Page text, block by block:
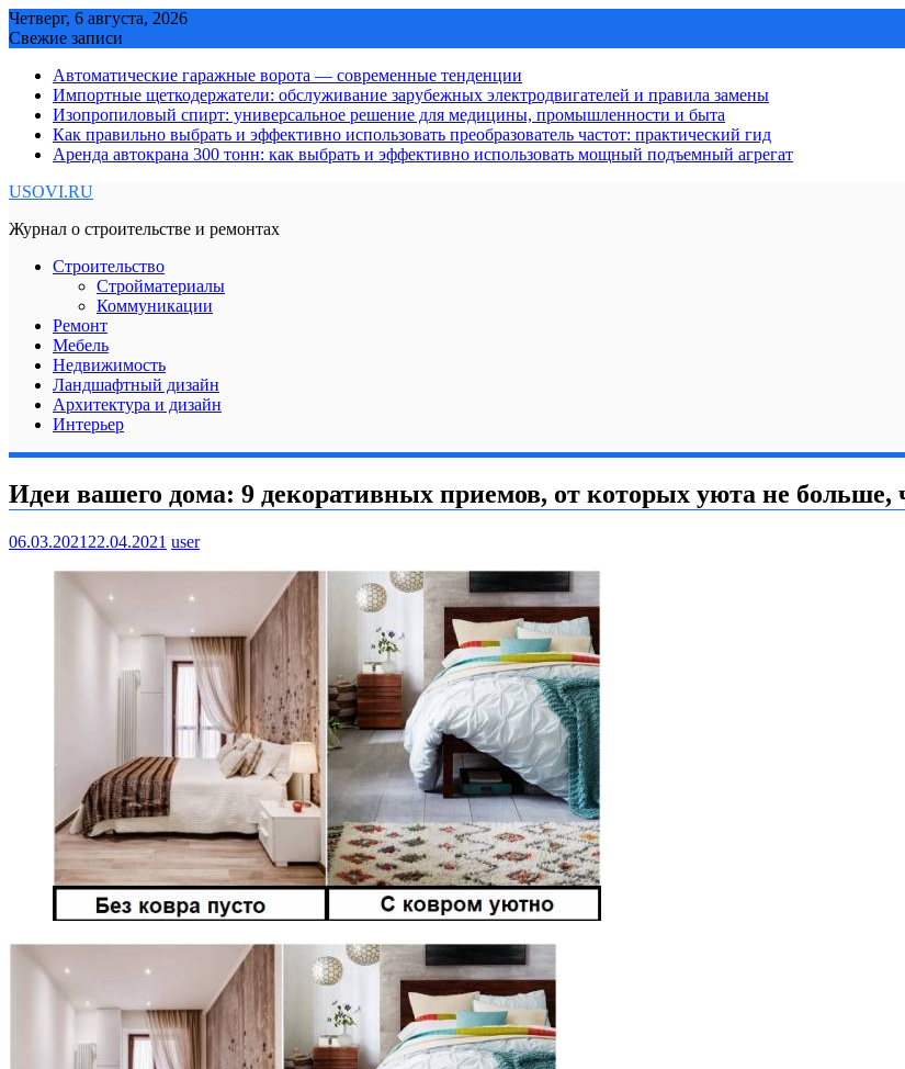
Skip
to
Четверг, 6 августа, 2026
Свежие записи
Автоматические гаражные ворота — современные тенденции
Импортные щеткодержатели: обслуживание зарубежных электродвигателей и правила замены
Изопропиловый спирт: универсальное решение для медицины, промышленности и быта
Как правильно выбрать и эффективно использовать преобразователь частот: практический гид
Аренда автокрана 300 тонн: как выбрать и эффективно использовать мощный подъемный агрегат
USOVI.RU
Журнал о строительстве и ремонтах
Строительство
Стройматериалы
Коммуникации
Ремонт
Мебель
Недвижимость
Ландшафтный дизайн
Архитектура и дизайн
Интерьер
Идеи вашего дома: 9 декоративных приемов, от которых уюта не больше,
06.03.2021 22.04.2021 user